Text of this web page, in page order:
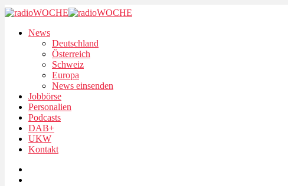
News
Deutschland
Österreich
Schweiz
Europa
News einsenden
Jobbörse
Personalien
Podcasts
DAB+
UKW
Kontakt